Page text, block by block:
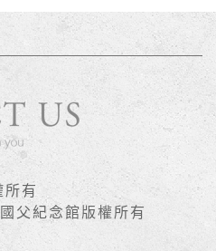
所有
父紀念館版權所有